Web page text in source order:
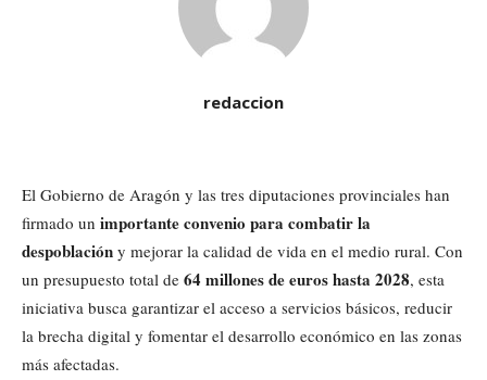
redaccion
El Gobierno de Aragón y las tres diputaciones provinciales han
firmado un importante convenio para combatir la
despoblación y mejorar la calidad de vida en el medio rural. Con
un presupuesto total de 64 millones de euros hasta 2028, esta
iniciativa busca garantizar el acceso a servicios básicos, reducir
la brecha digital y fomentar el desarrollo económico en las zonas
más afectadas.